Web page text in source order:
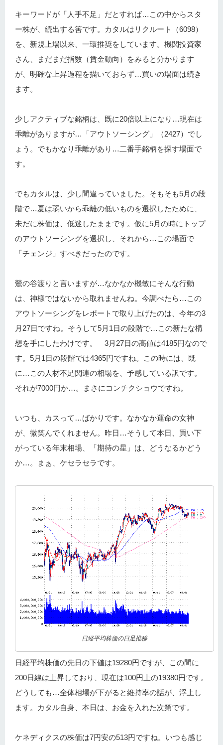
キーワードが「人手不足」だとすれば…この中からスタ
ー株が、続出する筈です。カタルはリクルート（6098）
を、新規上場以来、一環推奨をしています。機関投資家
さん、まだまだ指数（賃金動向）をみると分かります
が、明確な上昇過程を描いておらず…買いの場面は続き
ます。
少しアクティブな銘柄は、既に20倍以上になり…現在は
乖離がありますが…「アウトソーシング」（2427）でし
ょう。でもかなり乖離があり…二番手銘柄を探す場面で
す。
でもカタルは、少し間違っていました。そもそも5月の段
階で…夏は弱いから乖離の低いものを選択したために、
未だに株価は、低迷したままです。仮に5月の時にトップ
のアウトソーシングを選択し、それから…この場面で
「チェンジ」すべきだったのです。
鶯の谷渡りと言いますが…なかなか機敏にそんな行動
は、神様ではないから取れませんね。今調べたら…この
アウトソーシングをレポートで取り上げたのは、今年の3
月27日ですね。そうして5月1日の段階で…この新たな構
想を手にしたわけです。 3月27日の高値は4185円なので
す。5月1日の段階では4365円ですね。この時には、既
に…この人材不足関連の相場を、予感している訳です。
それが7000円か…。まさにコンチクショウですね。
いつも、カスって…ばかりです。なかなか運命の女神
が、微笑んでくれません。昨日…そうして本日、買い下
がっている年末相場、「期待の星」は、どうなるかどう
か…。まぁ、ケセラセラです。
日経平均株価の日足推移
日経平均株価の先日の下値は19280円ですが、この間に
200日線は上昇しており、現在は100円上の19380円です。
どうしても…全体相場が下がると維持率の話が、浮上し
ます。カタル自身、本日は、お金を入れた次第です。
ケネディクスの株価は7円安の513円ですね。いつも感じ